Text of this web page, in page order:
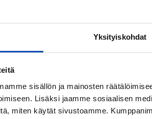
Yksityiskohdat
sisällön ja mainosten
Lisäksi jaamme sosiaalisen
miten käytät sivustoamme.
sen
sijoitus-